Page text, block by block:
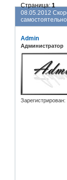
08.05.2012
самостоятельно
Страница:1
Admin
Администратор
Зарегистрирован: